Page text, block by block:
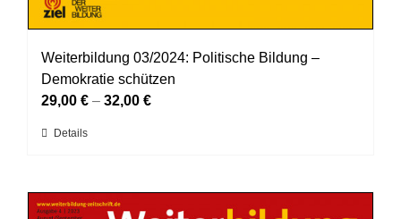
Weiterbildung 03/2024: Politische Bildung –
Demokratie schützen
29,00 € – 32,00 €
Dieses
mehrere
Details